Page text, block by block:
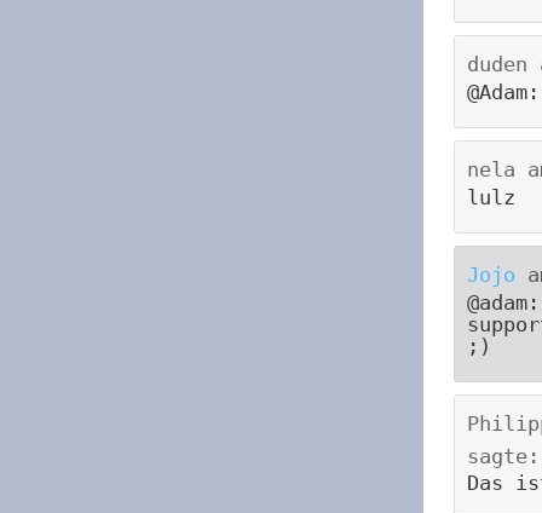
duden
nela
lulz
Jojo
;)
sagte:
Das